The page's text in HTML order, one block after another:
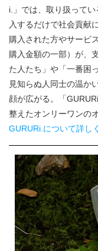
i.」では、取り扱って
入するだけで社会貢献
購入された方やサービ
購入金額の一部）が、
た人たち」や「一番困
見知らぬ人同士の温か
顔が広がる。「
整えたオンリーワンの
GURURi.について詳し